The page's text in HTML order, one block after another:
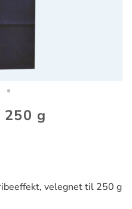
250 g
velegnet til 250 g